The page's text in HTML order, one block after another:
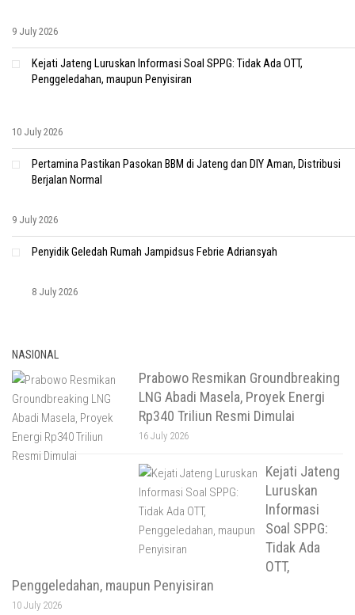
9 July 2026
Kejati Jateng Luruskan Informasi Soal SPPG: Tidak Ada OTT,
Penggeledahan, maupun Penyisiran
10 July 2026
Pertamina Pastikan Pasokan BBM di Jateng dan DIY Aman, Distribusi
Berjalan Normal
9 July 2026
Penyidik Geledah Rumah Jampidsus Febrie Adriansyah
8 July 2026
NASIONAL
Prabowo Resmikan Groundbreaking
LNG Abadi Masela, Proyek Energi
Rp340 Triliun Resmi Dimulai
16 July 2026
Kejati Jateng
Luruskan
Informasi
Soal SPPG:
Tidak Ada
OTT,
Penggeledahan, maupun Penyisiran
10 July 2026